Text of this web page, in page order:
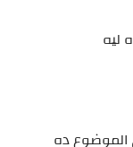
ليه
ده